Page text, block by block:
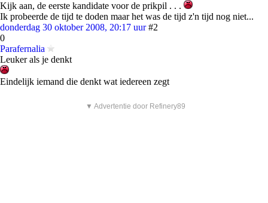
Kijk aan, de eerste kandidate voor de prikpil . . .
Ik probeerde de tijd te doden maar het was de tijd z'n tijd nog niet...
donderdag 30 oktober 2008, 20:17 uur #2
0
Parafernalia
Leuker als je denkt
Eindelijk iemand die denkt wat iedereen zegt
▼ Advertentie door Refinery89